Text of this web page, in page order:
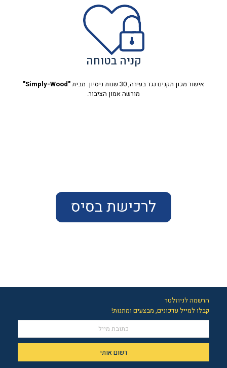
קניה בטוחה
אישור מכון תקנים נגד בעירה, 30 שנות ניסיון. מבית
"Simply-Wood"
מורשה אמון הציבור.
לרכישת בסיס
הרשמה לניוזלטר
קבלו למייל עדכונים, מבצעים ומתנות!
רשום אותי